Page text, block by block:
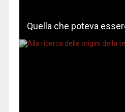
Quella che poteva